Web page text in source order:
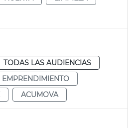
TODAS LAS AUDIENCIAS
EMPRENDIMIENTO
ACUMOVA